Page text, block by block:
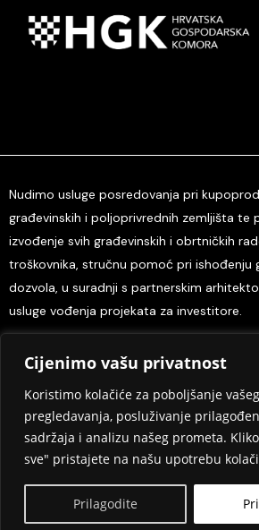
Cijenimo vašu privatnost
Koristimo kolačiće za poboljšanje
pregledavanja, posluživanje
sadržaja i analizu našeg prometa.
sve" pristajete na našu upotrebu
Prilagodite
Nudimo usluge posredovanja pri
građevinskih i poljoprivrednih zemljišta te
izvođenje svih građevinskih i obrtničkih
troškovnika, stručnu pomoć pri ishođenju
dozvola, u suradnji s partnerskim
usluge vođenja projekata za investitore.
Home O nama Kontaktirajte nas
Odredbe i uvjeti
Pravila
Design
Copyright © 2005-
Kontakt Nazovi